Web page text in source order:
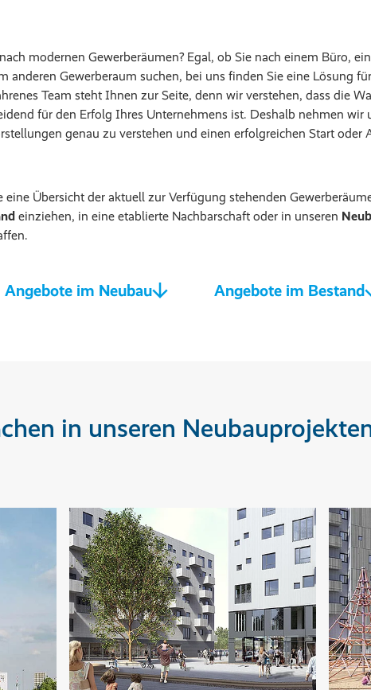
modernen Gewerberäumen? Egal, ob Sie nach einem Büro,
anderen Gewerberaum suchen, bei uns finden Sie eine Lösung
Team steht Ihnen zur Seite, denn wir verstehen, dass die
für den Erfolg Ihres Unternehmens ist. Deshalb nehmen wir
genau zu verstehen und einen erfolgreichen Start oder
eine Übersicht der aktuell zur Verfügung stehenden
einziehen, in eine etablierte Nachbarschaft oder in unseren
Angebote im Neubau Angebote im Bestand
in unseren